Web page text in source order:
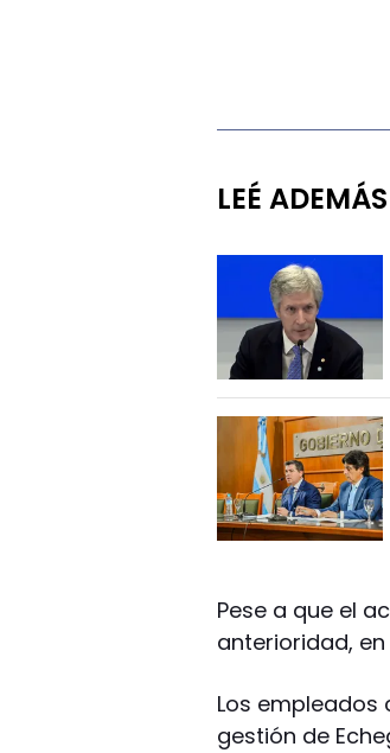
LEÉ ADEMÁS
Pese a que el
anterioridad,
Los
gestión de